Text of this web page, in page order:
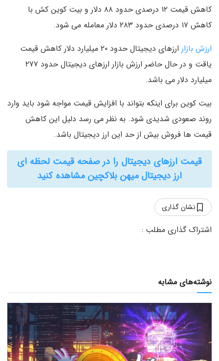
کاهش قیمت ۱۲ درصدی حدود ۸۸ دلار و بیت کوین کش با
کاهش ۱۷ درصدی حدود ۲۸۳ دلار معامله می شود.
ارزش بازار
ارزهای دیجیتال حدود ۲۰ میلیارد دلار کاهش قیمت
یاقت و در حال حاضر ارزش بازار ارزهای دیجیتال حدود ۲۷۷
میلیارد دلار می باشد.
بیت کوین برای اینکه بتواند با افزایش قیمت مواجه شود باید وارد
روند صعودی شدیدی شود. به نظر می رسد دلیل این کاهش
قیمت ها فروش بیش از حد این ارز دیجیتال باشد.
قیمت ارزهای دیجیتال را در صفحه قیمت لحظه ای
ارز دیجیتال میهن بلاکچین مشاهده کنید
نشان گذاری
نوشته‌های مشابه